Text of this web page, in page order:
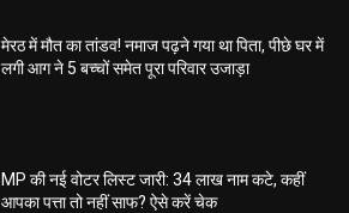
मेरठ में मौत का तांडव! नमाज पढ़ने गया था पिता, पीछे घर में
लगी आग ने 5 बच्चों समेत पूरा परिवार उजाड़ा
MP की नई वोटर लिस्ट जारी: 34 लाख नाम कटे, कहीं
आपका पत्ता तो नहीं साफ? ऐसे करें चेक